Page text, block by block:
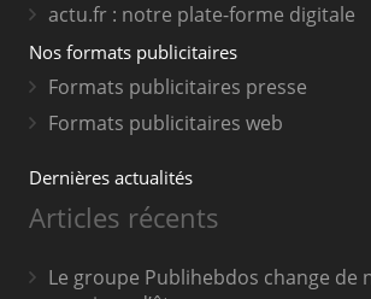
actu.fr : notre plate-forme digitale
Nos formats publicitaires
Formats publicitaires presse
Formats publicitaires web
Dernières actualités
Articles récents
Le groupe Publihebdos change de